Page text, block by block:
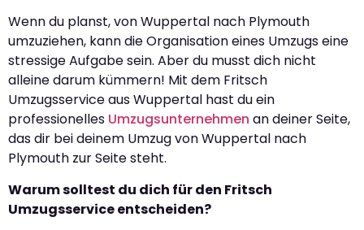
Wenn du planst, von Wuppertal nach Plymouth
umzuziehen, kann die Organisation eines Umzugs eine
stressige Aufgabe sein. Aber du musst dich nicht
alleine darum kümmern! Mit dem Fritsch
Umzugsservice aus Wuppertal hast du ein
professionelles Umzugsunternehmen an deiner Seite,
das dir bei deinem Umzug von Wuppertal nach
Plymouth zur Seite steht.
Warum solltest du dich für den Fritsch
Umzugsservice entscheiden?